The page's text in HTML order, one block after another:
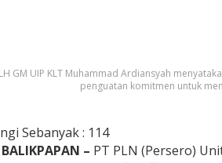
GM UIP KLT Muhammad Ardiansyah
penguatan komitmen untuk
Sebanyak : 114
– PT PLN (Persero)